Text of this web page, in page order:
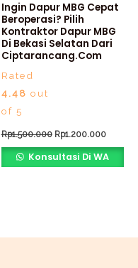
Ingin Dapur MBG Cepat
Beroperasi? Pilih
Kontraktor Dapur MBG
Di Bekasi Selatan Dari
Ciptarancang.com
Rated
4.48 out
of 5
Rp1.500.000 Rp1.200.000
Konsultasi Di WA